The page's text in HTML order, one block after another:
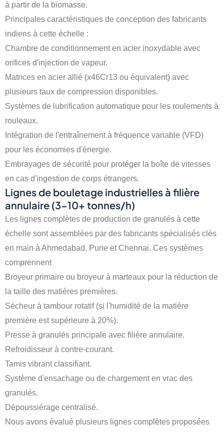
à partir de la biomasse.
Principales caractéristiques de conception des fabricants
indiens à cette échelle :
Chambre de conditionnement en acier inoxydable avec
orifices d'injection de vapeur.
Matrices en acier allié (x46Cr13 ou équivalent) avec
plusieurs taux de compression disponibles.
Systèmes de lubrification automatique pour les roulements à
rouleaux.
Intégration de l'entraînement à fréquence variable (VFD)
pour les économies d'énergie.
Embrayages de sécurité pour protéger la boîte de vitesses
en cas d'ingestion de corps étrangers.
Lignes de bouletage industrielles à filière
annulaire (3-10+ tonnes/h)
Les lignes complètes de production de granulés à cette
échelle sont assemblées par des fabricants spécialisés clés
en main à Ahmedabad, Pune et Chennai. Ces systèmes
comprennent
Broyeur primaire ou broyeur à marteaux pour la réduction de
la taille des matières premières.
Sécheur à tambour rotatif (si l'humidité de la matière
première est supérieure à 20%).
Presse à granulés principale avec filière annulaire.
Refroidisseur à contre-courant.
Tamis vibrant classifiant.
Système d'ensachage ou de chargement en vrac des
granulés.
Dépoussiérage centralisé.
Nous avons évalué plusieurs lignes complètes proposées